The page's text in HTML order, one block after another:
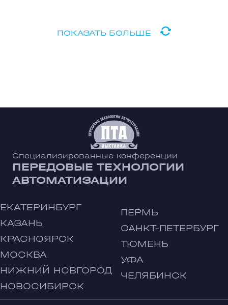
ПОКАЗАТЬ БОЛЬШЕ
Специализированные конференции
ПЕРЕДОВЫЕ ТЕХНОЛОГИИ
АВТОМАТИЗАЦИИ
ЕКАТЕРИНБУРГ
КАЗАНЬ
КРАСНОЯРСК
МОСКВА
НИЖНИЙ НОВГОРОД
НОВОСИБИРСК
ПЕРМЬ
САНКТ-ПЕТЕРБУРГ
ТЮМЕНЬ
УФА
ЧЕЛЯБИНСК